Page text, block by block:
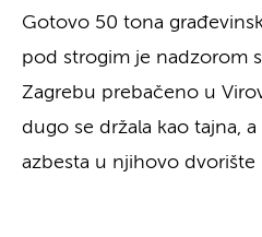
Gotovo 50 tona
pod strogim je nadzorom
Zagrebu prebačeno u
dugo se držala kao tajna,
azbesta u njihovo